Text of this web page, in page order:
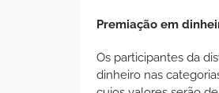
Premiação em
Os participantes da
dinheiro nas